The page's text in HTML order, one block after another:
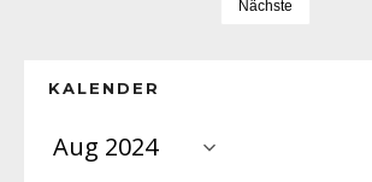
Nächste
KALENDER